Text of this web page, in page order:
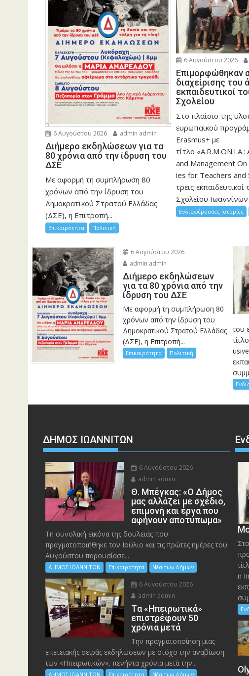
6 Αυγούστου 2026 admin admin
Διήμερο εκδηλώσεων για τα
80 χρόνια από την ίδρυση του
ΔΣΕ
Με αφορμή τη συμπλήρωση 80
χρόνων από την ίδρυση του
Δημοκρατικού Στρατού Ελλάδας
(ΔΣΕ), η Επιτροπή...
Επικαιρότητα Πολιτική
6 Αυγούστου 2026
Eπιμορφώθηκαν
διαχείρισης του
εκπαιδευτικοί
Σχολείου
Στο πλαίσιο της
ευρωπαϊκού
Erasmus+ με
τίτλο
and Management
ies for Teachers and
τρεις
Σχολείου Ιωαννίνων
Ενδιαφέρουσες Ιστορίες
6 Αυγούστου 2026
admin admin
Διήμερο εκδηλώσεων
για τα 80 χρόνια από την
ίδρυση του ΔΣΕ
Με αφορμή τη συμπλήρωση 80
χρόνων από την ίδρυση του
Δημοκρατικού Στρατού Ελλάδας
(ΔΣΕ), η Επιτροπή...
Επικαιρότητα Πολιτική
του
ΔΗΜΟΣ ΙΩΑΝΝΙΤΩΝ
6 Αυγούστου 2026
admin admin
Θ. Μπέγκας: «Ο Δήμος
μας αλλάζει με σχέδιο,
επιμονή και έργα που
αφήνουν αποτύπωμα»
Τη συνολική εικόνα της δουλειάς που
πραγματοποιήθηκε τον Ιούλιο και τις πρώτες ημέρες του
Αυγούστου παρουσίασε...
ΔΗΜΟΣ ΙΩΑΝΝΙΤΩΝ Επικαιρότητα Νέα των Δήμων
6 Αυγούστου 2026
admin admin
Tα «Ηπειρωτικά»
επιστρέφουν 50
χρόνια μετά
Την πραγματοποίηση μιας
επετειακής σειράς εκδηλώσεων με στόχο την αναβίωση
των «Ηπειρωτικών», πενήντα χρόνια μετά την...
ΔΗΜΟΣ ΙΩΑΝΝΙΤΩΝ Επικαιρότητα Νέα των Δήμων
n